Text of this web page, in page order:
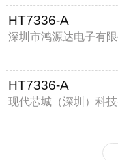
HT7336-A
深圳市鸿源达电子有限
HT7336-A
现代芯城（深圳）科